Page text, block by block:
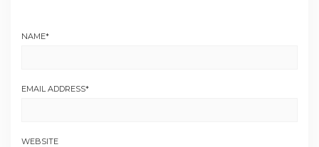
NAME*
EMAIL ADDRESS*
WEBSITE